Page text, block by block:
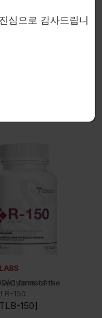
의 평
Cyanostane
form of the
R-150
150]
심으로 감사드립니